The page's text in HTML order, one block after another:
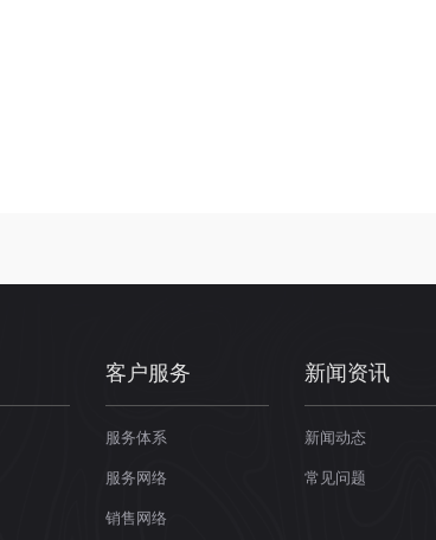
客户服务
服务体系
服务网络
销售网络
新闻资讯
新闻动态
常见问题